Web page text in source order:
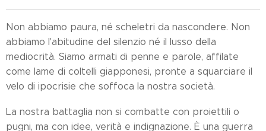
Non abbiamo paura, né scheletri da nascondere. Non
abbiamo l'abitudine del silenzio né il lusso della
mediocrità. Siamo armati di penne e parole, affilate
come lame di coltelli giapponesi, pronte a squarciare il
velo di ipocrisie che soffoca la nostra società.
La nostra battaglia non si combatte con proiettili o
pugni, ma con idee, verità e indignazione. È una guerra